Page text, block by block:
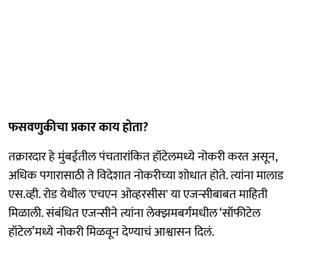
फसवणुकीचा प्रकार काय होता?
तक्रारदार हे मुंबईतील पंचतारांकित हॉटेलमध्ये नोकरी करत असून,
अधिक पगारासाठी ते विदेशात नोकरीच्या शोधात होते. त्यांना मालाड
एस.व्ही. रोड येथील 'एचएन ओव्हरसीस' या एजन्सीबाबत माहिती
मिळाली. संबंधित एजन्सीने त्यांना लेक्झमबर्गमधील ‘सॉफीटेल
हॉटेल’मध्ये नोकरी मिळवून देण्याचं आश्वासन दिलं.